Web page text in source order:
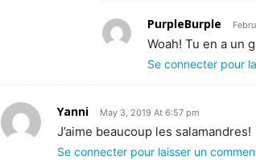
PurpleBurple
Woah! Tu en a un
Se connecter pour
Yanni May 3, 2019 At 6:57 pm
J’aime beaucoup les salamandres!
Se connecter pour laisser un